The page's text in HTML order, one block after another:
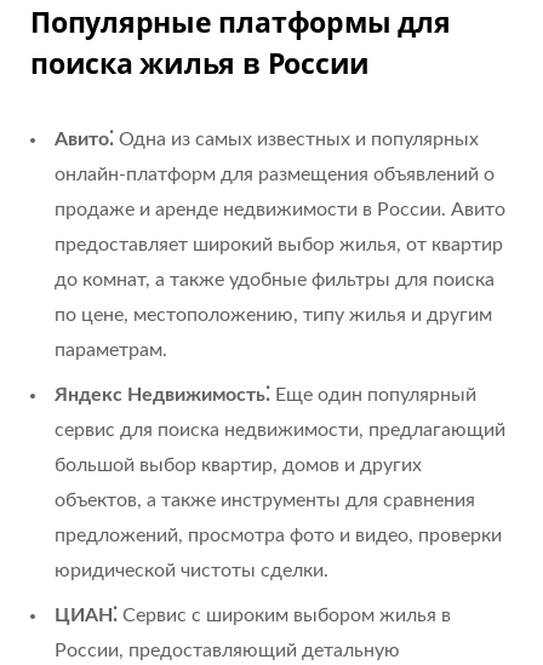
Популярные платформы для
поиска жилья в России
Авито⁚ Одна из самых известных и популярных
онлайн-платформ для размещения объявлений о
продаже и аренде недвижимости в России. Авито
предоставляет широкий выбор жилья, от квартир
до комнат, а также удобные фильтры для поиска
по цене, местоположению, типу жилья и другим
параметрам.
Яндекс Недвижимость⁚ Еще один популярный
сервис для поиска недвижимости, предлагающий
большой выбор квартир, домов и других
объектов, а также инструменты для сравнения
предложений, просмотра фото и видео, проверки
юридической чистоты сделки.
ЦИАН⁚ Сервис с широким выбором жилья в
России, предоставляющий детальную